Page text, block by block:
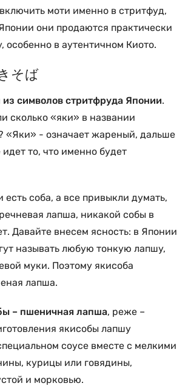
моти именно в стритфуд,
они продаются практически
особенно в аутентичном Киото.
そば
из символов стритфруда Японии.
сколько «яки» в названии
«Яки» - означает жареный, дальше
то, что именно будет
есть соба, а все привыкли думать,
лапша, никакой собы в
Давайте внесем ясность: в Японии
называть любую тонкую лапшу,
муки. Поэтому якисоба
лапша.
– пшеничная лапша, реже –
якисобы лапшу
соусе вместе с мелкими
курицы или говядины,
и морковью.